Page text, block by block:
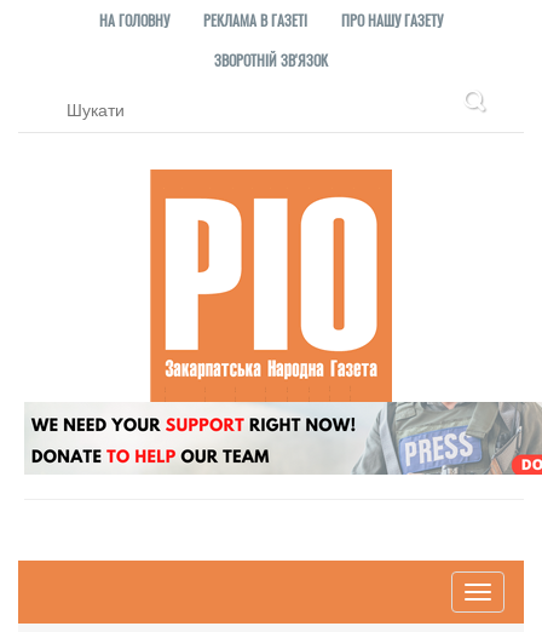
НА ГОЛОВНУ РЕКЛАМА В ГАЗЕТІ
ПРО НАШУ ГАЗЕТУ
ЗВОРОТНІЙ ЗВ'ЯЗОК
Toggle